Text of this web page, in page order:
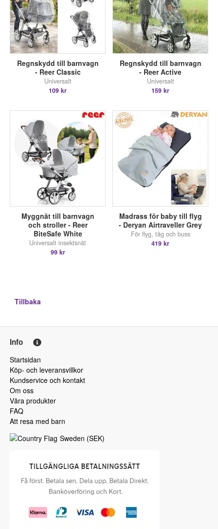
Regnskydd till barnvagn
- Reer Classic
Universalt
109 kr
Regnskydd till barnvagn
- Reer Active
Universalt
159 kr
Myggnät till barnvagn
och stroller - Reer
BiteSafe White
Universalt insektsnät
99 kr
Madrass för baby till flyg
- Deryan Airtraveller Grey
För flyg, tåg och buss
419 kr
Tillbaka
Info
Startsidan
Köp- och leveransvillkor
Kundservice och kontakt
Om oss
Våra produkter
FAQ
Att resa med barn
Sweden (SEK)